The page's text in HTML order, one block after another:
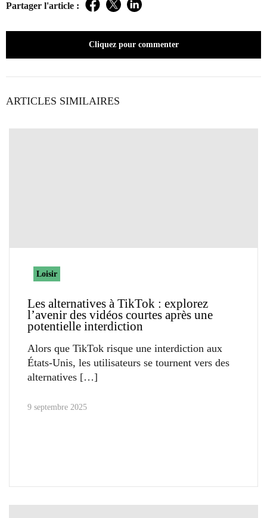
Partager l'article : Facebook
TwitterLinkedIn
Cliquez pour commenter
ARTICLES SIMILAIRES
Loisir
Les alternatives à TikTok : explorez
l’avenir des vidéos courtes après une
potentielle interdiction
Alors que TikTok risque une interdiction aux
États-Unis, les utilisateurs se tournent vers des
alternatives
9 septembre 2025